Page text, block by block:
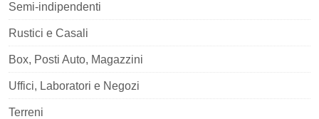
Semi-indipendenti
Rustici e Casali
Box, Posti Auto, Magazzini
Uffici, Laboratori e Negozi
Terreni